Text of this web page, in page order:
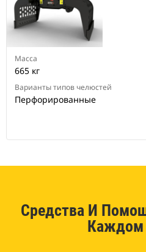
Масса
665 кг
Варианты типов челюстей
Перфорированные
Средства И
Каждом